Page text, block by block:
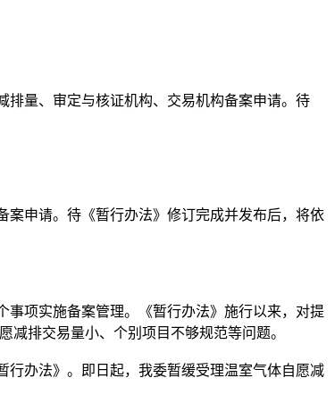
排量、审定与核证机构、交易机构备案申请。待
申请。待《暂行办法》修订完成并发布后，将依
项实施备案管理。《暂行办法》施行以来，对提
排交易量小、个别项目不够规范等问题。
办法》。即日起，我委暂缓受理温室气体自愿减